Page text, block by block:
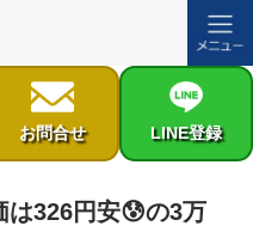
お問合せ LINE登録
は326円安😰の3万